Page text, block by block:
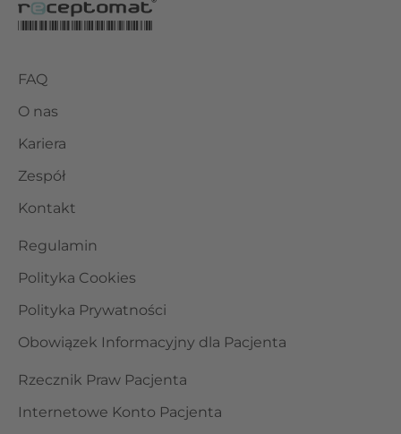
FAQ
O nas
Kariera
Zespół
Kontakt
Regulamin
Polityka Cookies
Polityka Prywatności
Obowiązek Informacyjny dla Pacjenta
Rzecznik Praw Pacjenta
Internetowe Konto Pacjenta